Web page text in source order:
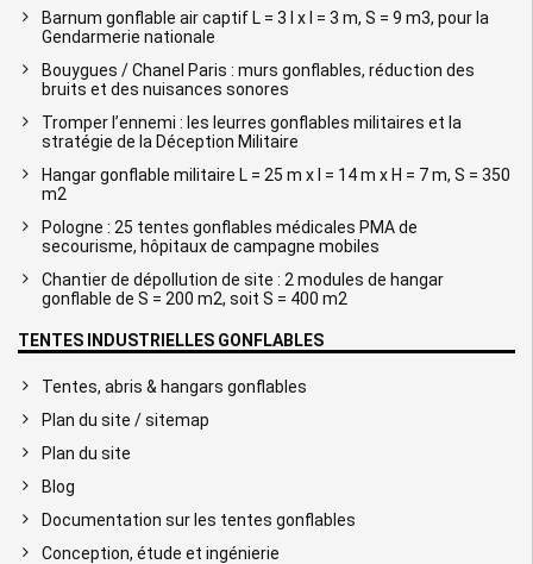
Barnum gonflable air captif L = 3 l x l = 3 m, S = 9 m3, pour la
Gendarmerie nationale
Bouygues / Chanel Paris : murs gonflables, réduction des
bruits et des nuisances sonores
Tromper l’ennemi : les leurres gonflables militaires et la
stratégie de la Déception Militaire
Hangar gonflable militaire L = 25 m x l = 14 m x H = 7 m, S = 350
m2
Pologne : 25 tentes gonflables médicales PMA de
secourisme, hôpitaux de campagne mobiles
Chantier de dépollution de site : 2 modules de hangar
gonflable de S = 200 m2, soit S = 400 m2
TENTES INDUSTRIELLES GONFLABLES
Tentes, abris & hangars gonflables
Plan du site / sitemap
Plan du site
Blog
Documentation sur les tentes gonflables
Conception, étude et ingénierie